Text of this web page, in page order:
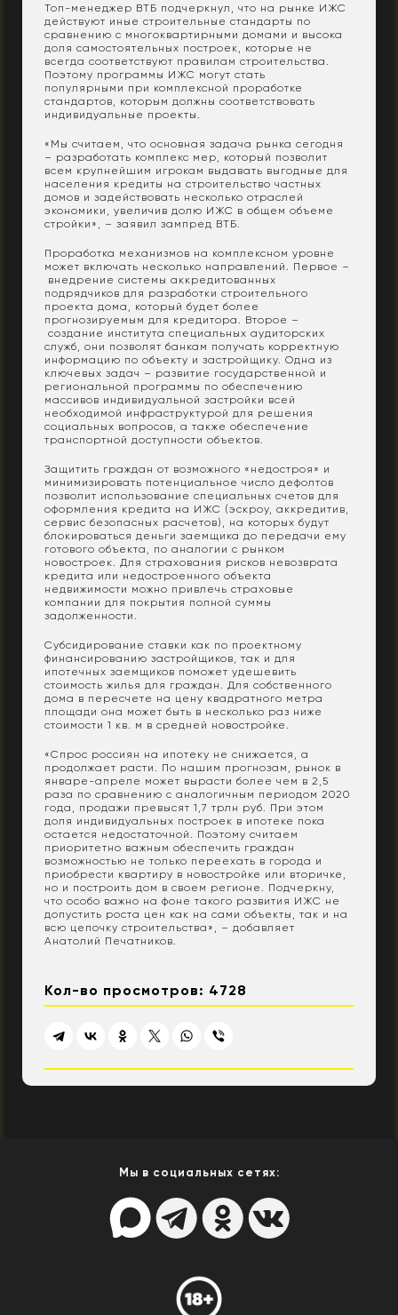
Топ-менеджер ВТБ подчеркнул, что на рынке ИЖС
действуют иные строительные стандарты по
сравнению с многоквартирными домами и высока
доля самостоятельных построек, которые не
всегда соответствуют правилам строительства.
Поэтому программы ИЖС могут стать
популярными при комплексной проработке
стандартов, которым должны соответствовать
индивидуальные проекты.
«Мы считаем, что основная задача рынка сегодня
– разработать комплекс мер, который позволит
всем крупнейшим игрокам выдавать выгодные для
населения кредиты на строительство частных
домов и задействовать несколько отраслей
экономики, увеличив долю ИЖС в общем объеме
стройки», – заявил зампред ВТБ.
Проработка механизмов на комплексном уровне
может включать несколько направлений. Первое –
внедрение системы аккредитованных
подрядчиков для разработки строительного
проекта дома, который будет более
прогнозируемым для кредитора. Второе –
создание института специальных аудиторских
служб, они позволят банкам получать корректную
информацию по объекту и застройщику. Одна из
ключевых задач – развитие государственной и
региональной программы по обеспечению
массивов индивидуальной застройки всей
необходимой инфраструктурой для решения
социальных вопросов, а также обеспечение
транспортной доступности объектов.
Защитить граждан от возможного «недостроя» и
минимизировать потенциальное число дефолтов
позволит использование специальных счетов для
оформления кредита на ИЖС (эскроу, аккредитив,
сервис безопасных расчетов), на которых будут
блокироваться деньги заемщика до передачи ему
готового объекта, по аналогии с рынком
новостроек. Для страхования рисков невозврата
кредита или недостроенного объекта
недвижимости можно привлечь страховые
компании для покрытия полной суммы
задолженности.
Субсидирование ставки как по проектному
финансированию застройщиков, так и для
ипотечных заемщиков поможет удешевить
стоимость жилья для граждан. Для собственного
дома в пересчете на цену квадратного метра
площади она может быть в несколько раз ниже
стоимости 1 кв. м в средней новостройке.
«Спрос россиян на ипотеку не снижается, а
продолжает расти. По нашим прогнозам, рынок в
январе-апреле может вырасти более чем в 2,5
раза по сравнению с аналогичным периодом 2020
года, продажи превысят 1,7 трлн руб. При этом
доля индивидуальных построек в ипотеке пока
остается недостаточной. Поэтому считаем
приоритетно важным обеспечить граждан
возможностью не только переехать в города и
приобрести квартиру в новостройке или вторичке,
но и построить дом в своем регионе. Подчеркну,
что особо важно на фоне такого развития ИЖС не
допустить роста цен как на сами объекты, так и на
всю цепочку строительства», – добавляет
Анатолий Печатников.
Кол-во просмотров: 4728
Мы в социальных сетях: